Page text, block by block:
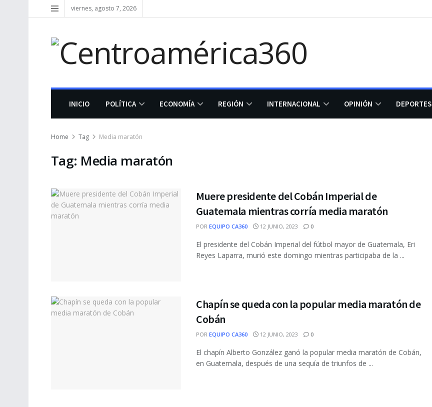
viernes, agosto 7, 2026
INICIO POLÍTICA ECONOMÍA REGIÓN INTERNACIONAL OPINIÓN DEPORTES
Home Tag Media maratón
Tag: Media maratón
Muere presidente del Cobán Imperial de
Guatemala mientras corría media maratón
POR EQUIPO CA360 12 JUNIO, 2023 0
El presidente del Cobán Imperial del fútbol mayor de Guatemala, Eri
Reyes Laparra, murió este domingo mientras participaba de la ...
Chapín se queda con la popular media maratón de
Cobán
POR EQUIPO CA360 12 JUNIO, 2023 0
El chapín Alberto González ganó la popular media maratón de Cobán,
en Guatemala, después de una sequía de triunfos de ...